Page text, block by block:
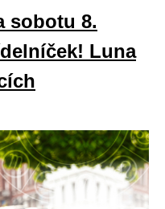
sobotu 8.
Luna